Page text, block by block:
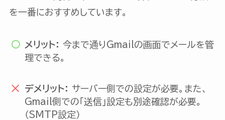
を一番におすすめしています。
メリット： 今まで通りGmailの画面でメールを管
理できる。
デメリット： サーバー側での設定が必要。また、
Gmail側での「送信」設定も別途確認が必要。
（SMTP設定）